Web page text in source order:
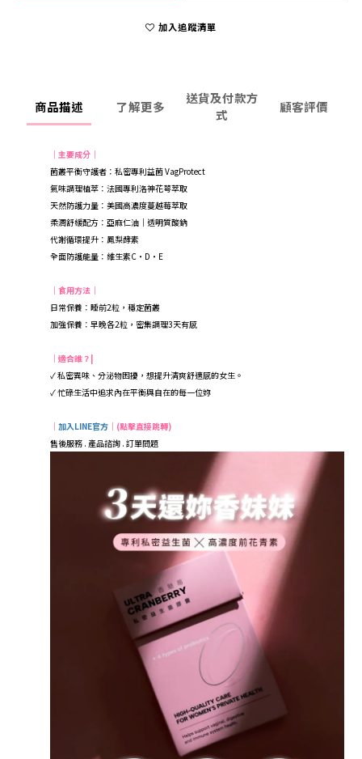
加入追蹤清單
商品描述 了解更多
送貨及付款方
式
顧客評價
｜主要成分｜
菌叢平衡守護者：私密專利益菌 VagProtect
氣味調理植萃：法國專利洛神花萼萃取
天然防護力量：美國高濃度蔓越莓萃取
柔潤舒緩配方：亞麻仁油｜透明質酸鈉
代謝循環提升：鳳梨酵素
全面防護能量：維生素C・D・E
｜食用方法｜
日常保養：睡前2粒，穩定菌叢
加強保養：早晚各2粒，密集調理3天有感
｜適合誰？|
✓ 私密異味、分泌物困擾，想提升清爽舒適感的女生。
✓ 忙碌生活中追求內在平衡與自在的每一位妳
｜ 加入LINE官方 ｜(點擊直接跳轉)
售後服務 . 產品諮詢 . 訂單問題